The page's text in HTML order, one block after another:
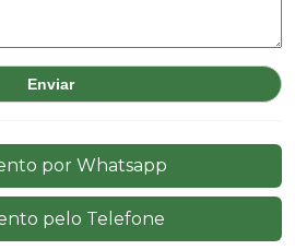
por Whatsapp
pelo Telefone